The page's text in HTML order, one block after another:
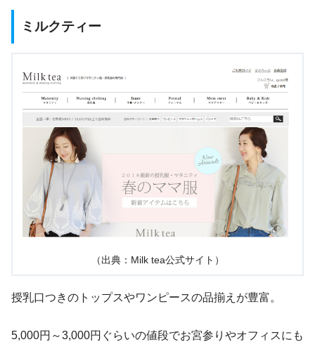
ミルクティー
（出典：Milk tea公式サイト）
授乳口つきのトップスやワンピースの品揃えが豊富。
5,000円～3,000円ぐらいの値段でお宮参りやオフィスにも